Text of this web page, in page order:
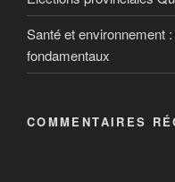
Santé et environnement
fondamentaux
COMMENTAIRES